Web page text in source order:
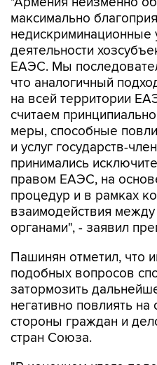
недискриминационные
деятельности
ЕАЭС. Мы
что аналогичный
на всей территории
считаем
меры, способные
и услуг государств-
принимались
правом ЕАЭС, на
процедур и в рамках
взаимодействия
органами", - заявил
Пашинян отметил, что
затормозить
негативно повлиять на
стороны граждан и
стран Союза.
"В конечном итоге